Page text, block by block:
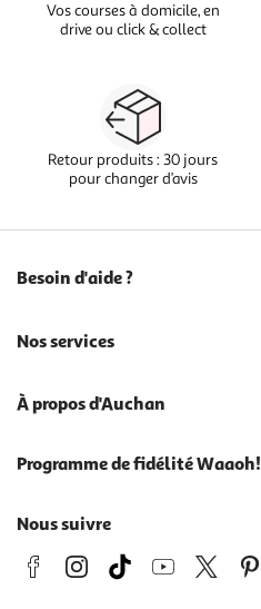
Vos courses à domicile, en
drive ou click & collect
Retour produits : 30 jours
pour changer d’avis
Besoin d'aide ?
Nos services
À propos d'Auchan
Programme de fidélité Waaoh!
Nous suivre